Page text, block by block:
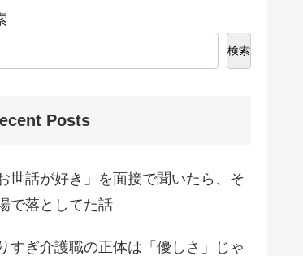
検索
Posts
お世話が好き」を面接で聞いたら、そ
で落としてた話
すぎ介護職の正体は「優しさ」じゃ